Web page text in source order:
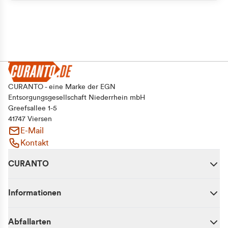
CURANTO - eine Marke der EGN
Entsorgungsgesellschaft Niederrhein mbH
Greefsallee 1-5
41747 Viersen
E-Mail
Kontakt
CURANTO
Informationen
Abfallarten